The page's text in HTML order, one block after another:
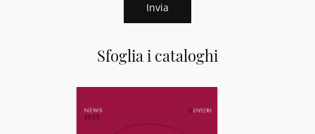
Sfoglia i cataloghi
Invia